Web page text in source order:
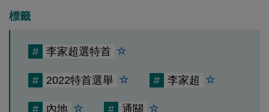
標籤
# 李家超選特首
# 2022特首選舉 # 李家超
# 內地 # 通關